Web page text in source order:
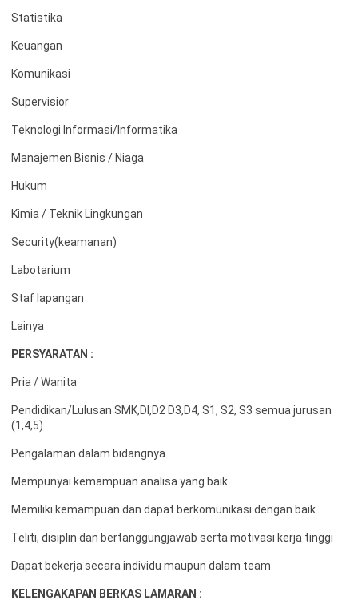
Statistika
Keuangan
Komunikasi
Supervisior
Teknologi Informasi/Informatika
Manajemen Bisnis / Niaga
Hukum
Kimia / Teknik Lingkungan
Security(keamanan)
Labotarium
Staf lapangan
Lainya
PERSYARATAN :
Pria / Wanita
Pendidikan/Lulusan SMK,DI,D2 D3,D4, S1, S2, S3 semua jurusan
(1,4,5)
Pengalaman dalam bidangnya
Mempunyai kemampuan analisa yang baik
Memiliki kemampuan dan dapat berkomunikasi dengan baik
Teliti, disiplin dan bertanggungjawab serta motivasi kerja tinggi
Dapat bekerja secara individu maupun dalam team
KELENGAKAPAN BERKAS LAMARAN :